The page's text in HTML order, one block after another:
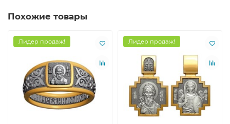
Похожие товары
Лидер продаж! Лидер продаж!